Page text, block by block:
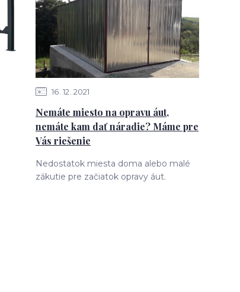
16 12 2021
Nemáte miesto na opravu áut,
nemáte kam dať náradie? Máme pre
Vás riešenie
Nedostatok miesta doma alebo malé
zákutie pre začiatok opravy áut.